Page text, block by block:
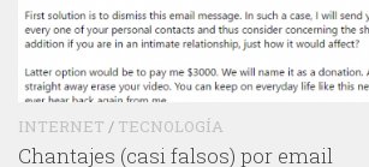
INTERNET / TECNOLOGÍA
Chantajes (casi falsos) por email